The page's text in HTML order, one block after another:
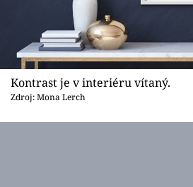
Kontrast je v interiéru vítaný.
Zdroj: Mona Lerch